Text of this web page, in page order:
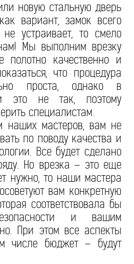
новую стальную дверь
вариант, замок всего
устраивает, то смело
Мы выполним врезку
полотно качественно и
что процедура
проста, однако в
это не так, поэтому
специалистам.
мастеров, вам не
по поводу качества и
Все будет сделано
Но врезка – это еще
нужно, то наши мастера
вам конкретную
соответствовала бы
и вашим
При этом все аспекты
числе бюджет – будут